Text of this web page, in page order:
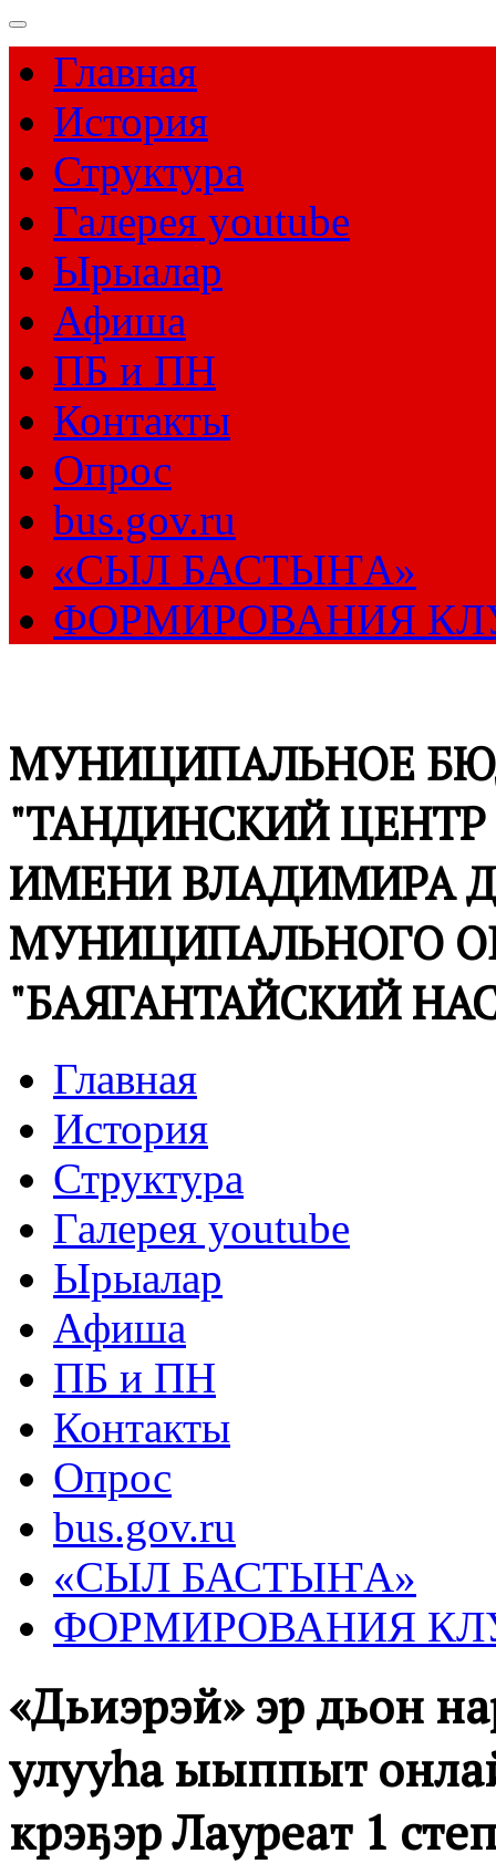
Главная
История
Структура
Галерея youtube
Ырыалар
Афиша
ПБ и ПН
Контакты
Опрос
bus.gov.ru
«СЫЛ БАСТЫҤА»
ФОРМИРОВАНИЯ
МУНИЦИПАЛЬНОЕ
"ТАНДИНСКИЙ
ИМЕНИ ВЛАДИМИРА
МУНИЦИПАЛЬНОГО
"БАЯГАНТАЙСКИЙ
Главная
История
Структура
Галерея youtube
Ырыалар
Афиша
ПБ и ПН
Контакты
Опрос
bus.gov.ru
«СЫЛ БАСТЫҤА»
ФОРМИРОВАНИЯ
«Дьиэрэй» эр дьон
улууһа ыыппыт
күрэҕэр Лауреат 1